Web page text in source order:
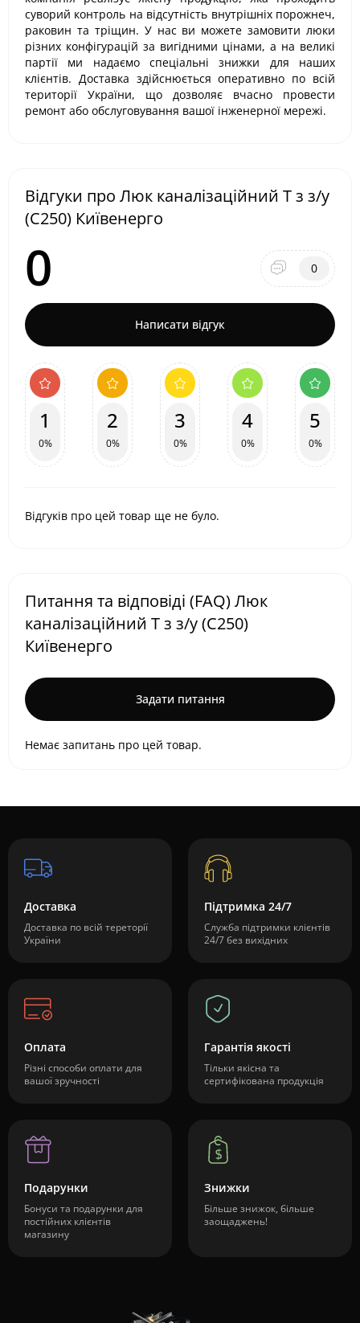
суворий контроль на відсутність внутрішніх порожнеч,
раковин та тріщин. У нас ви можете замовити люки
різних конфігурацій за вигідними цінами, а на великі
партії ми надаємо спеціальні знижки для наших
клієнтів. Доставка здійснюється оперативно по всій
території України, що дозволяє вчасно провести
ремонт або обслуговування вашої інженерної мережі.
Відгуки про Люк каналізаційний Т з з/у
(С250) Київенерго
0 0
Написати відгук
1
0%
2
0%
3
0%
4
0%
5
0%
Відгуків про цей товар ще не було.
Питання та відповіді (FAQ) Люк
каналізаційний Т з з/у (С250)
Київенерго
Задати питання
Немає запитань про цей товар.
Доставка
Доставка по всій тереторії
України
Підтримка 24/7
Служба підтримки клієнтів
24/7 без вихідних
Оплата
Різні способи оплати для
вашої зручності
Гарантія якості
Тільки якісна та
сертифікована продукція
Подарунки
Бонуси та подарунки для
постійних клієнтів
магазину
Знижки
Більше знижок, більше
заощаджень!